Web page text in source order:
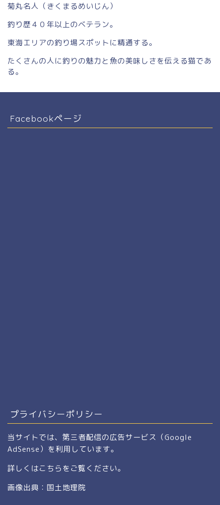
菊丸名人（きくまるめいじん）
釣り歴４０年以上のベテラン。
東海エリアの釣り場スポットに精通する。
たくさんの人に釣りの魅力と魚の美味しさを伝える猫であ
る。
Facebookページ
プライバシーポリシー
当サイトでは、第三者配信の広告サービス（Google
AdSense）を利用しています。
詳しくはこちら をご覧ください。
画像出典：国土地理院